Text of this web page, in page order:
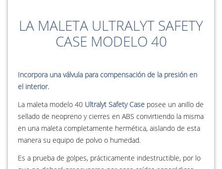
LA MALETA ULTRALYT SAFETY
CASE MODELO 40
Incorpora una válvula para compensación de la presión en
el interior.
La maleta modelo 40 Ultralyt Safety Case posee un anillo de
sellado de neopreno y cierres en ABS convirtiendo la misma
en una maleta completamente hermética, aislando de esta
manera su equipo de polvo o humedad.
Es a prueba de golpes, prácticamente indestructible, por lo